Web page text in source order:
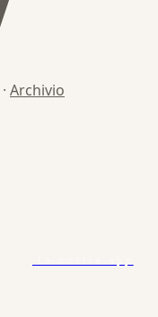
· Archivio